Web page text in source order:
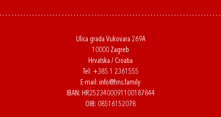
Ulica grada Vukovara 269A
10000 Zagreb
Hrvatska / Croatia
Tel: +385 1 2361555
E-mail: info@hns.family
IBAN: HR2523400091100187844
OIB: 08516152078